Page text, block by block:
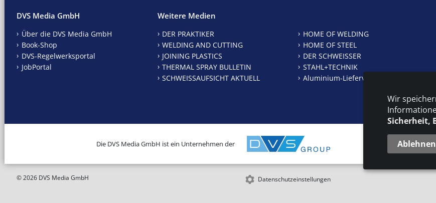
DVS Media GmbH
Über die DVS Media GmbH
Book-Shop
DVS-Regelwerksportal
JobPortal
Weitere Medien
DER PRAKTIKER
WELDING AND CUTTING
JOINING PLASTICS
THERMAL SPRAY BULLETIN
SCHWEISSAUFSICHT AKTUELL
HOME OF WELDING
HOME OF STEEL
DER SCHWEISSER
STAHL+TECHNIK
Aluminium-Lieferverzeichnis
Die DVS Media GmbH ist ein Unternehmen der
© 2026 DVS Media GmbH Datenschutzeinstellungen
Wir
Sicherheit,
Ablehnen